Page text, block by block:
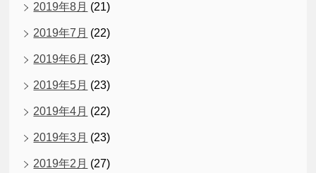
2019年8月 (21)
2019年7月 (22)
2019年6月 (23)
2019年5月 (23)
2019年4月 (22)
2019年3月 (23)
2019年2月 (27)